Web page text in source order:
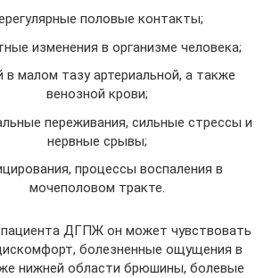
половые контакты;
изменения в организме человека;
в малом тазу артериальной, а также
венозной крови;
переживания, сильные стрессы и
нервные срывы;
процессы воспаления в
мочеполовом тракте.
пациента ДГПЖ он может чувствовать
болезненные ощущения в
нижней области брюшины, болевые